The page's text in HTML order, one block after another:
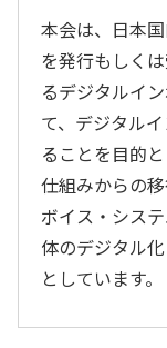
本会は、日本
を発行もしく
るデジタルイ
て、デジタル
ることを目的
仕組みからの
ボイス・シス
体のデジタル
としています。